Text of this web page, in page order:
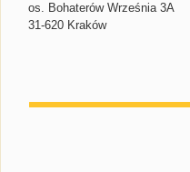
os. Bohaterów Września 3A
31-620 Kraków